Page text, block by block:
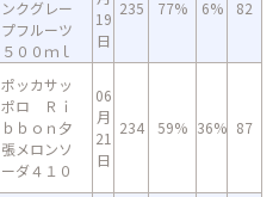
ンクグレー
プフルーツ
５００ｍｌ
19
日
235 77% 6% 82
ポッカサッ
ポロ Ｒｉ
ｂｂｏｎ夕
張メロンソ
ーダ４１０
06
月
21
日
234 59% 36% 87